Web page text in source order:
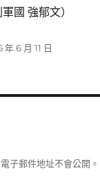
國 強郁文）
年 6 月 11 日
子郵件地址不會公開。